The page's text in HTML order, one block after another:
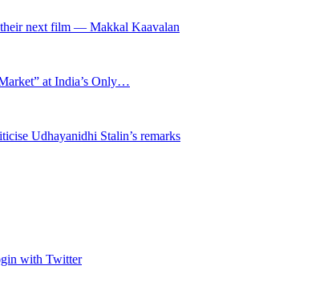
their next film — Makkal Kaavalan
at India’s Only…
Udhayanidhi Stalin’s remarks
with Twitter